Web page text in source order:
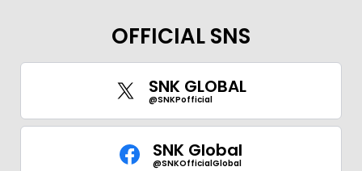
한글 繁体
OFFICIAL SNS
SNK GLOBAL
@SNKPofficial
SNK Global
@SNKOfficialGlobal